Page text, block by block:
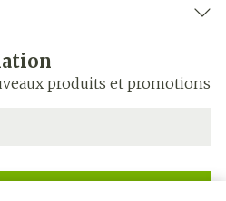
produits et promotions